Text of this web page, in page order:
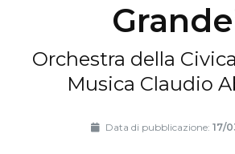
Orchestra della
Musica Claudio
Data di pubblicazione: 17/